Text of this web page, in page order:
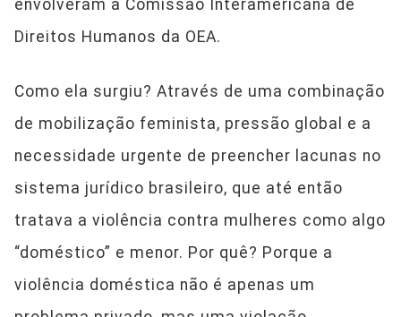
envolveram a Comissão Interamericana de
Direitos Humanos da OEA.
Como ela surgiu? Através de uma combinação
de mobilização feminista, pressão global e a
necessidade urgente de preencher lacunas no
sistema jurídico brasileiro, que até então
tratava a violência contra mulheres como algo
“doméstico” e menor. Por quê? Porque a
violência doméstica não é apenas um